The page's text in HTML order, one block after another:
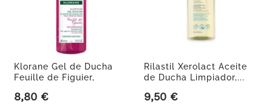
Klorane Gel de Ducha
Feuille de Figuier,
Precio
8,80 €
Rilastil Xerolact Aceite
de Ducha Limpiador,...
Precio
9,50 €